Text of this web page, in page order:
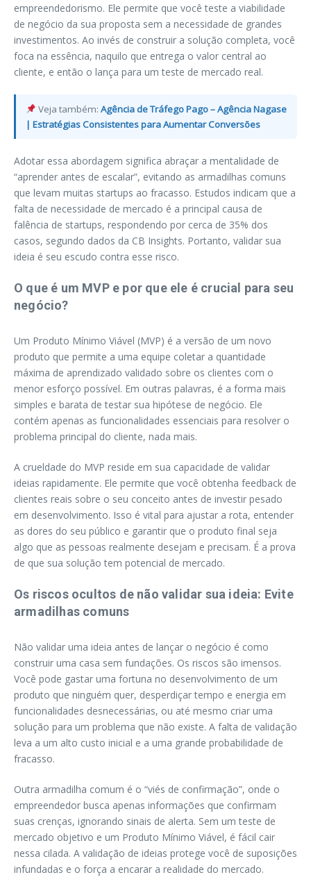
empreendedorismo. Ele permite que você teste a viabilidade
de negócio da sua proposta sem a necessidade de grandes
investimentos. Ao invés de construir a solução completa, você
foca na essência, naquilo que entrega o valor central ao
cliente, e então o lança para um teste de mercado real.
Veja também:Agência de Tráfego Pago – Agência Nagase
| Estratégias Consistentes para Aumentar Conversões
Adotar essa abordagem significa abraçar a mentalidade de
“aprender antes de escalar”, evitando as armadilhas comuns
que levam muitas startups ao fracasso. Estudos indicam que a
falta de necessidade de mercado é a principal causa de
falência de startups, respondendo por cerca de 35% dos
casos, segundo dados da CB Insights. Portanto, validar sua
ideia é seu escudo contra esse risco.
O que é um MVP e por que ele é crucial para seu
negócio?
Um Produto Mínimo Viável (MVP) é a versão de um novo
produto que permite a uma equipe coletar a quantidade
máxima de aprendizado validado sobre os clientes com o
menor esforço possível. Em outras palavras, é a forma mais
simples e barata de testar sua hipótese de negócio. Ele
contém apenas as funcionalidades essenciais para resolver o
problema principal do cliente, nada mais.
A crueldade do MVP reside em sua capacidade de validar
ideias rapidamente. Ele permite que você obtenha feedback de
clientes reais sobre o seu conceito antes de investir pesado
em desenvolvimento. Isso é vital para ajustar a rota, entender
as dores do seu público e garantir que o produto final seja
algo que as pessoas realmente desejam e precisam. É a prova
de que sua solução tem potencial de mercado.
Os riscos ocultos de não validar sua ideia: Evite
armadilhas comuns
Não validar uma ideia antes de lançar o negócio é como
construir uma casa sem fundações. Os riscos são imensos.
Você pode gastar uma fortuna no desenvolvimento de um
produto que ninguém quer, desperdiçar tempo e energia em
funcionalidades desnecessárias, ou até mesmo criar uma
solução para um problema que não existe. A falta de validação
leva a um alto custo inicial e a uma grande probabilidade de
fracasso.
Outra armadilha comum é o “viés de confirmação”, onde o
empreendedor busca apenas informações que confirmam
suas crenças, ignorando sinais de alerta. Sem um teste de
mercado objetivo e um Produto Mínimo Viável, é fácil cair
nessa cilada. A validação de ideias protege você de suposições
infundadas e o força a encarar a realidade do mercado.